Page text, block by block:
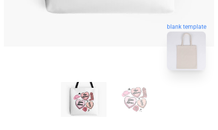
blank template